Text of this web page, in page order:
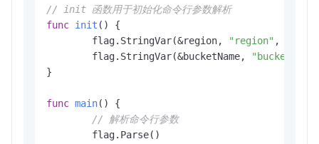
// init 函数用于初始化命令行参数解析
func init ()
{
	flag.StringVar(&region,
"region" ,
	flag.StringVar(&bucketName,
"bucket"
}
func main()
{
// 解析命令行参数